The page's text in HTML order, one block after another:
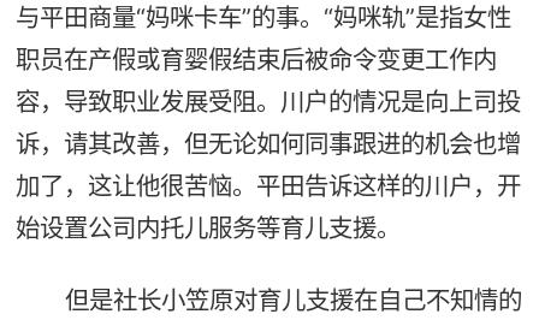
与平田商量“妈咪卡车”的事。“妈咪轨”是指女性
职员在产假或育婴假结束后被命令变更工作内
容，导致职业发展受阻。川户的情况是向上司投
诉，请其改善，但无论如何同事跟进的机会也增
加了，这让他很苦恼。平田告诉这样的川户，开
始设置公司内托儿服务等育儿支援。
但是社长小笠原对育儿支援在自己不知情的